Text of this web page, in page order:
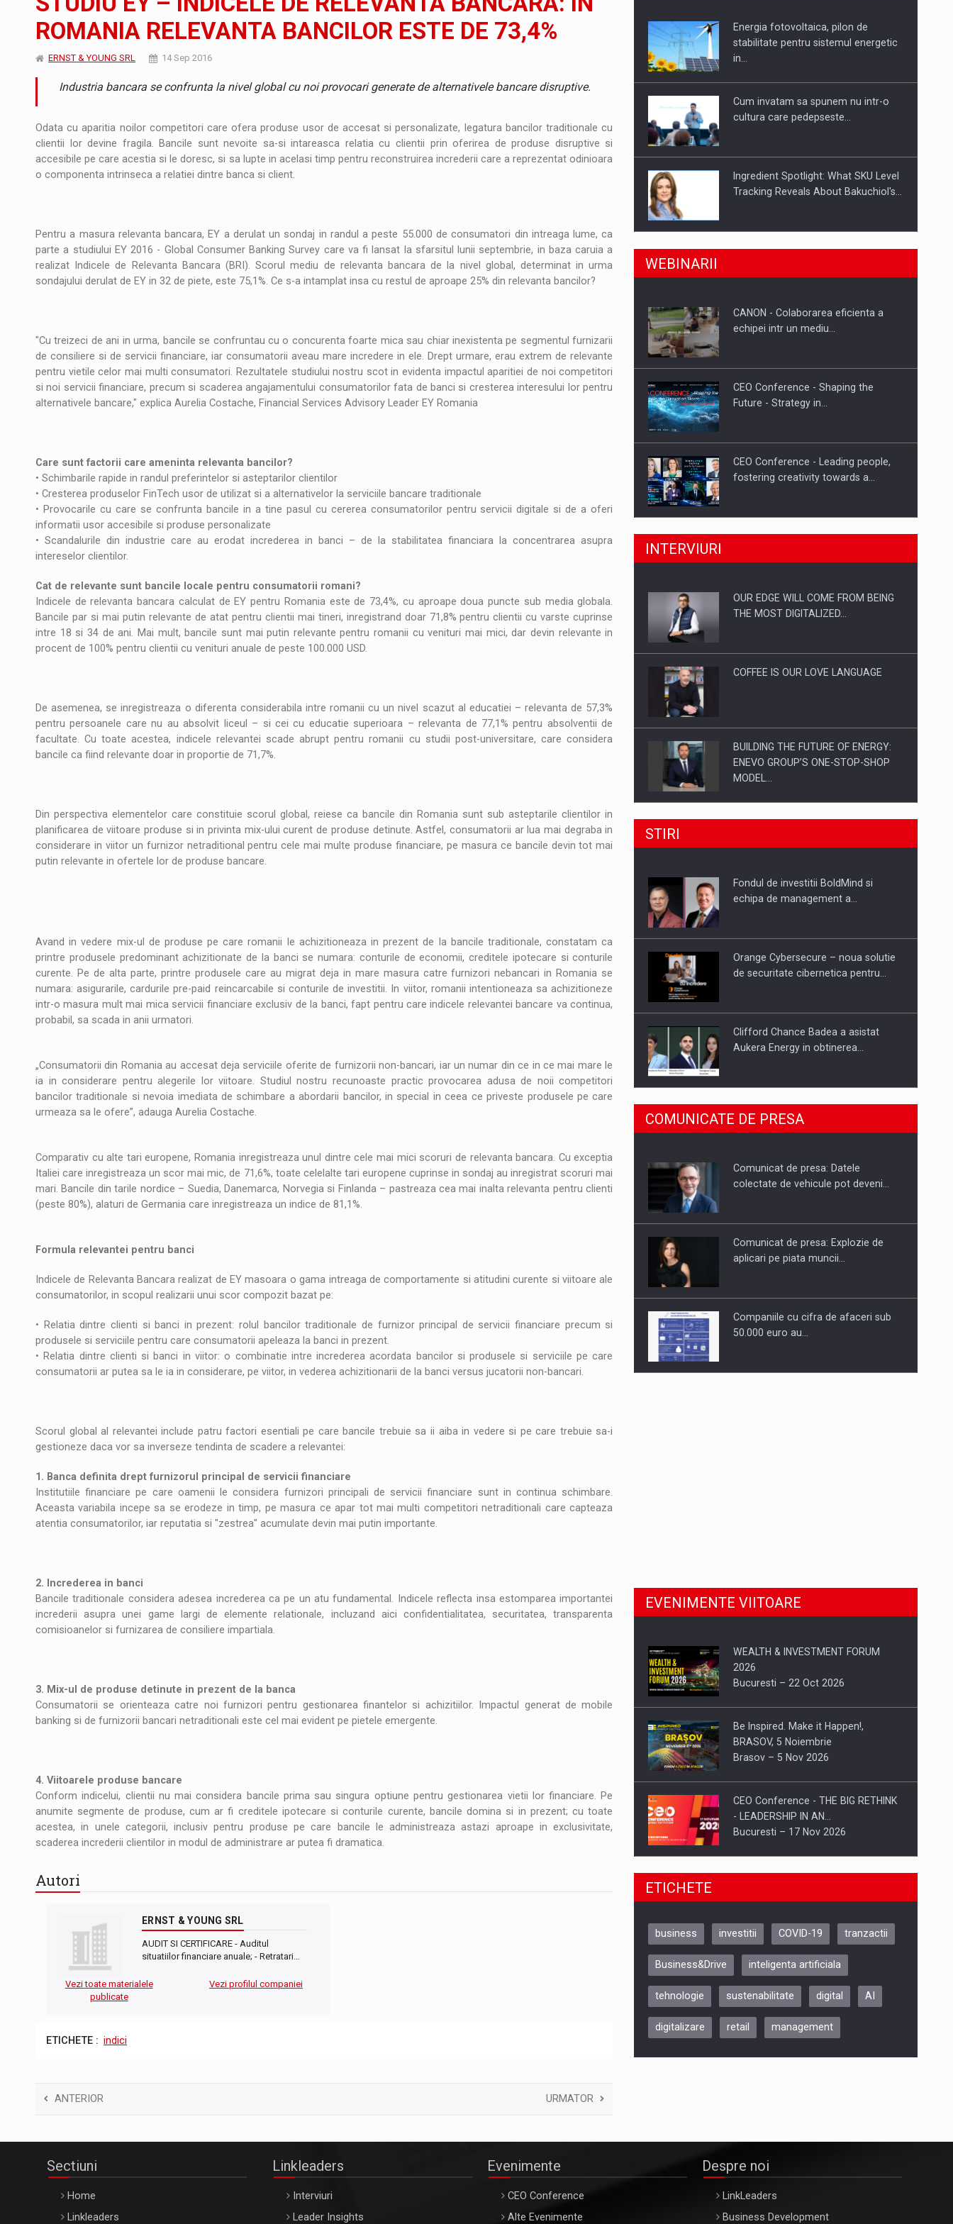
ARTICOLE Producatorii si comerciantii care nu se supun noilor reglementari UE privind ambalajele pot risca retragerea produselor din piata
INTERVIURI LEADERSHIP IN MISCARE
INTERVIURI CU BATERIILE PERMANENT INCARCATE
INTERVIURI PUTTING ROMANIAN CORPORATE COMPANIES ON THE INTERNATIONAL BUSINESS SCENE
INTERVIURI OUR EDGE WILL COME FROM BEING THE MOST DIGITALIZED WHOLESALER IN ROMANIA
STIRI Fondul de investitii BoldMind si echipa de management a Pall-Ex, liderul pietei de transport paletizat din Romania, preiau compania intr-o tranzactie de peste 25…
RANGE ROVER DEZVALUIE AL CINCILEA MEMBRU AL FAMILIEI: RANGE ROVER GT
STIRI JAECOO 5 SHS-H a ajuns in Romania
ARTICOLE Proteinmaxxing and the Future of Protein Demand
ROMANIA RELEVANTA BANCILOR ESTE DE 73,4%
ERNST & YOUNG SRL 14 Sep 2016
Industria bancara se confrunta la nivel global cu noi provocari generate de alternativele bancare disruptive.
Odata cu aparitia noilor competitori care ofera produse usor de accesat si personalizate, legatura bancilor traditionale cu
clientii lor devine fragila. Bancile sunt nevoite sa-si intareasca relatia cu clientii prin oferirea de produse disruptive si
accesibile pe care acestia si le doresc, si sa lupte in acelasi timp pentru reconstruirea increderii care a reprezentat odinioara
o componenta intrinseca a relatiei dintre banca si client.
Pentru a masura relevanta bancara, EY a derulat un sondaj in randul a peste 55.000 de consumatori din intreaga lume, ca
parte a studiului EY 2016 - Global Consumer Banking Survey care va fi lansat la sfarsitul lunii septembrie, in baza caruia a
realizat Indicele de Relevanta Bancara (BRI). Scorul mediu de relevanta bancara de la nivel global, determinat in urma
sondajului derulat de EY in 32 de piete, este 75,1%. Ce s-a intamplat insa cu restul de aproape 25% din relevanta bancilor?
"Cu treizeci de ani in urma, bancile se confruntau cu o concurenta foarte mica sau chiar inexistenta pe segmentul furnizarii
de consiliere si de servicii financiare, iar consumatorii aveau mare incredere in ele. Drept urmare, erau extrem de relevante
pentru vietile celor mai multi consumatori. Rezultatele studiului nostru scot in evidenta impactul aparitiei de noi competitori
si noi servicii financiare, precum si scaderea angajamentului consumatorilor fata de banci si cresterea interesului lor pentru
alternativele bancare," explica Aurelia Costache, Financial Services Advisory Leader EY Romania
Care sunt factorii care ameninta relevanta bancilor?
• Schimbarile rapide in randul preferintelor si asteptarilor clientilor
• Cresterea produselor FinTech usor de utilizat si a alternativelor la serviciile bancare traditionale
• Provocarile cu care se confrunta bancile in a tine pasul cu cererea consumatorilor pentru servicii digitale si de a oferi
informatii usor accesibile si produse personalizate
• Scandalurile din industrie care au erodat increderea in banci – de la stabilitatea financiara la concentrarea asupra
intereselor clientilor.
Cat de relevante sunt bancile locale pentru consumatorii romani?
Indicele de relevanta bancara calculat de EY pentru Romania este de 73,4%, cu aproape doua puncte sub media globala.
Bancile par si mai putin relevante de atat pentru clientii mai tineri, inregistrand doar 71,8% pentru clientii cu varste cuprinse
intre 18 si 34 de ani. Mai mult, bancile sunt mai putin relevante pentru romanii cu venituri mai mici, dar devin relevante in
procent de 100% pentru clientii cu venituri anuale de peste 100.000 USD.
De asemenea, se inregistreaza o diferenta considerabila intre romanii cu un nivel scazut al educatiei – relevanta de 57,3%
pentru persoanele care nu au absolvit liceul – si cei cu educatie superioara – relevanta de 77,1% pentru absolventii de
facultate. Cu toate acestea, indicele relevantei scade abrupt pentru romanii cu studii post-universitare, care considera
bancile ca fiind relevante doar in proportie de 71,7%.
Din perspectiva elementelor care constituie scorul global, reiese ca bancile din Romania sunt sub asteptarile clientilor in
planificarea de viitoare produse si in privinta mix-ului curent de produse detinute. Astfel, consumatorii ar lua mai degraba in
considerare in viitor un furnizor netraditional pentru cele mai multe produse financiare, pe masura ce bancile devin tot mai
putin relevante in ofertele lor de produse bancare.
Avand in vedere mix-ul de produse pe care romanii le achizitioneaza in prezent de la bancile traditionale, constatam ca
printre produsele predominant achizitionate de la banci se numara: conturile de economii, creditele ipotecare si conturile
curente. Pe de alta parte, printre produsele care au migrat deja in mare masura catre furnizori nebancari in Romania se
numara: asigurarile, cardurile pre-paid reincarcabile si conturile de investitii. In viitor, romanii intentioneaza sa achizitioneze
intr-o masura mult mai mica servicii financiare exclusiv de la banci, fapt pentru care indicele relevantei bancare va continua,
probabil, sa scada in anii urmatori.
„Consumatorii din Romania au accesat deja serviciile oferite de furnizorii non-bancari, iar un numar din ce in ce mai mare le
ia in considerare pentru alegerile lor viitoare. Studiul nostru recunoaste practic provocarea adusa de noii competitori
bancilor traditionale si nevoia imediata de schimbare a abordarii bancilor, in special in ceea ce priveste produsele pe care
urmeaza sa le ofere”, adauga Aurelia Costache.
Comparativ cu alte tari europene, Romania inregistreaza unul dintre cele mai mici scoruri de relevanta bancara. Cu exceptia
Italiei care inregistreaza un scor mai mic, de 71,6%, toate celelalte tari europene cuprinse in sondaj au inregistrat scoruri mai
mari. Bancile din tarile nordice – Suedia, Danemarca, Norvegia si Finlanda – pastreaza cea mai inalta relevanta pentru clienti
(peste 80%), alaturi de Germania care inregistreaza un indice de 81,1%.
Formula relevantei pentru banci
Indicele de Relevanta Bancara realizat de EY masoara o gama intreaga de comportamente si atitudini curente si viitoare ale
consumatorilor, in scopul realizarii unui scor compozit bazat pe:
• Relatia dintre clienti si banci in prezent: rolul bancilor traditionale de furnizor principal de servicii financiare precum si
produsele si serviciile pentru care consumatorii apeleaza la banci in prezent.
• Relatia dintre clienti si banci in viitor: o combinatie intre increderea acordata bancilor si produsele si serviciile pe care
consumatorii ar putea sa le ia in considerare, pe viitor, in vederea achizitionarii de la banci versus jucatorii non-bancari.
Scorul global al relevantei include patru factori esentiali pe care bancile trebuie sa ii aiba in vedere si pe care trebuie sa-i
gestioneze daca vor sa inverseze tendinta de scadere a relevantei:
1. Banca definita drept furnizorul principal de servicii financiare
Institutiile financiare pe care oamenii le considera furnizori principali de servicii financiare sunt in continua schimbare.
Aceasta variabila incepe sa se erodeze in timp, pe masura ce apar tot mai multi competitori netraditionali care capteaza
atentia consumatorilor, iar reputatia si "zestrea" acumulate devin mai putin importante.
2. Increderea in banci
Bancile traditionale considera adesea increderea ca pe un atu fundamental. Indicele reflecta insa estomparea importantei
increderii asupra unei game largi de elemente relationale, incluzand aici confidentialitatea, securitatea, transparenta
comisioanelor si furnizarea de consiliere impartiala.
3. Mix-ul de produse detinute in prezent de la banca
Consumatorii se orienteaza catre noi furnizori pentru gestionarea finantelor si achizitiilor. Impactul generat de mobile
banking si de furnizorii bancari netraditionali este cel mai evident pe pietele emergente.
4. Viitoarele produse bancare
Conform indicelui, clientii nu mai considera bancile prima sau singura optiune pentru gestionarea vietii lor financiare. Pe
anumite segmente de produse, cum ar fi creditele ipotecare si conturile curente, bancile domina si in prezent; cu toate
acestea, in unele categorii, inclusiv pentru produse pe care bancile le administreaza astazi aproape in exclusivitate,
scaderea increderii clientilor in modul de administrare ar putea fi dramatica.
Autori
ERNST & YOUNG SRL
AUDIT SI CERTIFICARE - Auditul
situatiilor financiare anuale; - Retratari…
Vezi toate materialele
publicate
Vezi profilul companiei
ETICHETE : indici
ANTERIOR URMATOR
Energia fotovoltaica, pilon de
stabilitate pentru sistemul energetic
in…
Cum invatam sa spunem nu intr-o
cultura care pedepseste…
Ingredient Spotlight: What SKU Level
Tracking Reveals About Bakuchiol's…
Producatorii si comerciantii care nu
Proteinmaxxing and the Future of
WEBINARII
CANON - Colaborarea eficienta a
echipei intr un mediu…
CEO Conference - Shaping the
Future - Strategy in…
CEO Conference - Leading people,
fostering creativity towards a…
CEO Conference - Shaping The
Webinar - Business Evolution-
INTERVIURI
OUR EDGE WILL COME FROM BEING
THE MOST DIGITALIZED…
COFFEE IS OUR LOVE LANGUAGE
BUILDING THE FUTURE OF ENERGY:
ENEVO GROUP’S ONE-STOP-SHOP
MODEL…
ROOTED IN ROMANIA, BUILT TO
PUTTING ROMANIAN CORPORATE
STIRI
Fondul de investitii BoldMind si
echipa de management a…
Orange Cybersecure – noua solutie
de securitate cibernetica pentru…
Clifford Chance Badea a asistat
Aukera Energy in obtinerea…
SAPTE PERSONALITATI DIN MEDIUL
DE AFACERI, ACADEMIC SI
Hard Enduro Piatra Craiului 2026,
COMUNICATE DE PRESA
Comunicat de presa: Datele
colectate de vehicule pot deveni…
Comunicat de presa: Explozie de
aplicari pe piata muncii…
Companiile cu cifra de afaceri sub
50.000 euro au…
EVENIMENTE VIITOARE
WEALTH & INVESTMENT FORUM
2026
Bucuresti – 22 Oct 2026
Be Inspired. Make it Happen!,
BRASOV, 5 Noiembrie
Brasov – 5 Nov 2026
CEO Conference - THE BIG RETHINK
- LEADERSHIP IN AN…
Bucuresti – 17 Nov 2026
Be Inspired. Make it Happen!, CLUJ, 9
ARTEMIS LETO, ORADEA, 8
Oradea – 8 Oct 2026
ETICHETE
business investitii COVID-19 tranzactii
Business&Drive inteligenta artificiala
tehnologie sustenabilitate digital AI
digitalizare retail management
Sectiuni
Home
Linkleaders
Linkleaders
Interviuri
Leader Insights
Evenimente
CEO Conference
Alte Evenimente
Despre noi
LinkLeaders
Business Development